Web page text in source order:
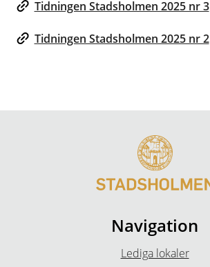
Tidningen Stadsholmen 2025 nr 3
Tidningen Stadsholmen 2025 nr 2
Navigation
Lediga lokaler